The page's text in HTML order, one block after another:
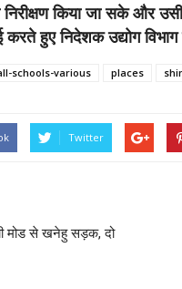
निरीक्षण किया जा सके और
करते हुए निदेशक उद्योग विभाग
schools-various places
Twitter
मोड से खनेहु सड़क, दो